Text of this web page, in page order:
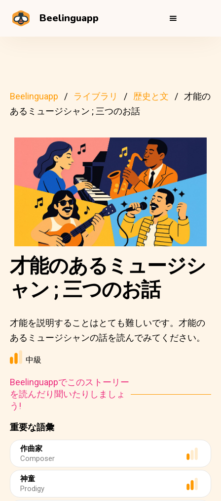
Beelinguapp
Beelinguapp ライブラリ 歴史と文
才能の
あるミュージシャン ; 三つのお話
重要な語彙
作曲家
Composer
神童
Prodigy
才能のあるミュージシ
ャン ; 三つのお話
才能を説明することはとても難しいです。才能の
あるミュージシャンの話を読んでみてください。
中級
Beelinguappでこのストーリー
を読んだり聞いたりしましょ
う!